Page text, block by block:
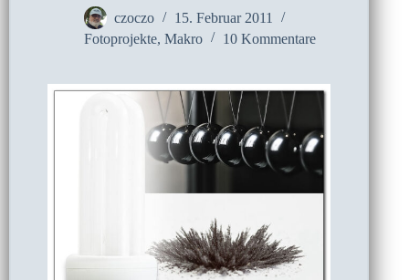
czoczo
15. Februar 2011
Fotoprojekte, Makro 10 Kommentare